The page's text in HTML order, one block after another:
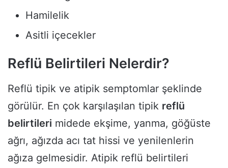
Hamilelik
Asitli içecekler
Reflü Belirtileri Nelerdir?
Reflü tipik ve atipik semptomlar şeklinde
görülür. En çok karşılaşılan tipik reflü
belirtileri midede ekşime, yanma, göğüste
ağrı, ağızda acı tat hissi ve yenilenlerin
ağıza gelmesidir. Atipik reflü belirtileri